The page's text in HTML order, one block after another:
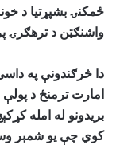
ځمکنۍ بشپړتیا د
واشنګټن د ترهګرۍ
دا څرګندونې په
امارت ترمنځ د
بریدونو له امله
کوي چې یو شمېر